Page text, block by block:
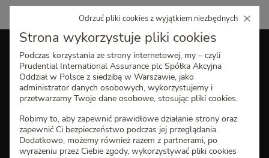
Kontakt
801 30 20 10
Dla Konsultantów
Strona wykorzystuje pliki cookies
Podczas korzystania ze strony internetowej, my – czyli
Prudential International Assurance plc Spółka Akcyjna
Oddział w Polsce z siedzibą w Warszawie, jako
administrator danych osobowych, wykorzystujemy i
przetwarzamy Twoje dane osobowe, stosując pliki cookies.
Robimy to, aby zapewnić prawidłowe działanie strony oraz
zapewnić Ci bezpieczeństwo podczas jej przeglądania.
Dodatkowo, możemy również razem z partnerami, po
wyrażeniu przez Ciebie zgody, wykorzystywać pliki cookies
Odrzuć pliki cookies z wyjątkiem niezbędnych